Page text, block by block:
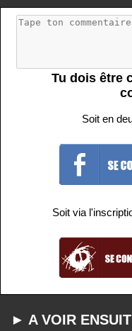
Tu dois être
Soit en
Soit via
► A VOIR